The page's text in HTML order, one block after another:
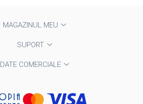
MAGAZINUL MEU
SUPORT
DATE COMERCIALE